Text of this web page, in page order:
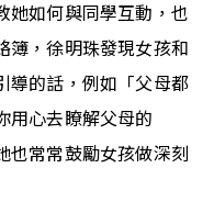
她如何與同學互動，也
簿，徐明珠發現女孩和
導的話，例如「父母都
用心去瞭解父母的
也常常鼓勵女孩做深刻